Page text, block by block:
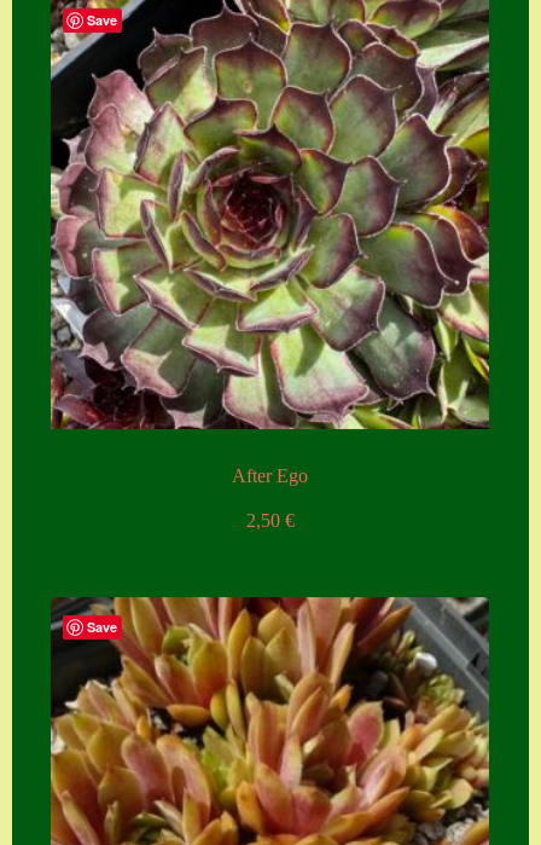
Save
After Ego
2,50 €
Save